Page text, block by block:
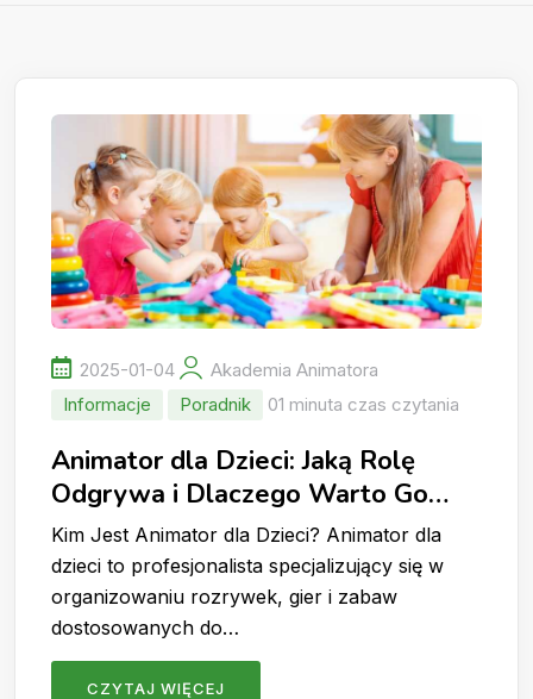
2025-01-04
Akademia Animatora
Informacje
Poradnik 01 minuta czas czytania
Animator dla Dzieci: Jaką Rolę
Odgrywa i Dlaczego Warto Go
Wynająć?
Kim Jest Animator dla Dzieci? Animator dla
dzieci to profesjonalista specjalizujący się w
organizowaniu rozrywek, gier i zabaw
dostosowanych do…
CZYTAJ WIĘCEJ